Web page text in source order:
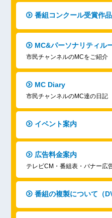
番組コンクール受賞作品
MC&パーソナリティル
市民チャンネルのMCをご紹介
MC Diary
市民チャンネルのMC達の日記
イベント案内
広告料金案内
テレビCM・番組表・バナー広
番組の複製について（